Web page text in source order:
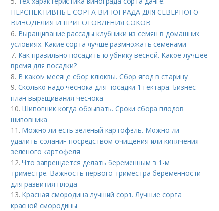
ПЕРСПЕКТИВНЫЕ СОРТА ВИНОГРАДА ДЛЯ CЕВЕРНОГО
ВИНОДЕЛИЯ И ПРИГОТОВЛЕНИЯ СОКОВ
6. Выращивание рассады клубники из семян в домашних
условиях. Какие сорта лучше размножать семенами
7. Как правильно посадить клубнику весной. Какое лучшее
время для посадки?
8. В каком месяце сбор клюквы. Сбор ягод в старину
9.Сколько надо чеснока для посадки 1 гектара. Бизнес-
план выращивания чеснока
10. Шиповник когда обрывать. Сроки сбора плодов
шиповника
11. Можно ли есть зеленый картофель. Можно ли
удалить соланин посредством очищения или кипячения
зеленого картофеля
12.Что запрещается делать беременным в 1-м
триместре. Важность первого триместра беременности
для развития плода
13. Красная смородина лучший сорт. Лучшие сорта
красной смородины